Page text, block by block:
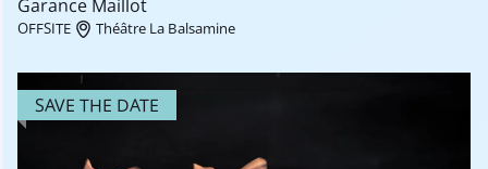
Garance Maillot
OFFSITE Théâtre La Balsamine
SAVE THE DATE